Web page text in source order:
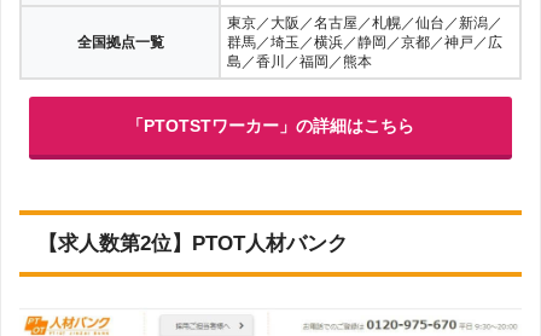
全国拠点一覧
東京／大阪／名古屋／札幌／仙台／新潟／
群馬／埼玉／横浜／静岡／京都／神戸／広
島／香川／福岡／熊本
「PTOTSTワーカー」の詳細はこちら
【求人数第2位】PTOT人材バンク